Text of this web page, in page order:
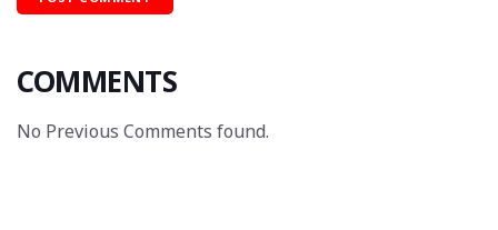
COMMENTS
No Previous Comments found.